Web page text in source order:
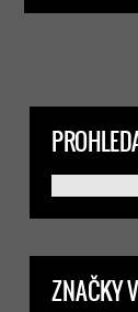
ZNAČKY